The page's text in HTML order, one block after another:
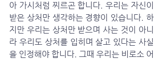
아 가시처럼 찌르곤 합니다. 우리는 자신이
받은 상처만 생각하는 경향이 있습니다. 하
지만 우리는 상처만 받으며 사는 것이 아니
라 우리도 상처를 입히며 살고 있다는 사실
을 인정해야 합니다. 그때 우리는 비로소 어